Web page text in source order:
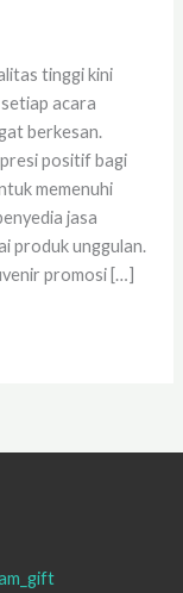
tinggi kini
setiap acara
berkesan.
positif bagi
memenuhi
jasa
produk unggulan.
promosi […]